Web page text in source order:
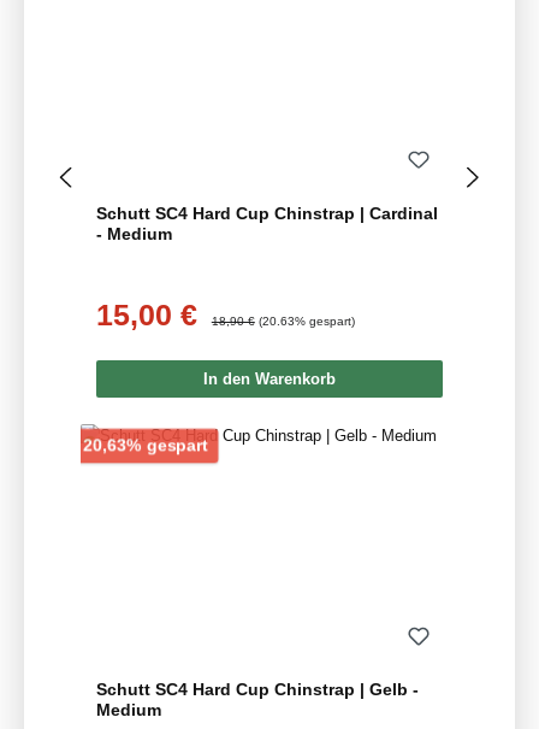
Schutt SC4 Hard Cup Chinstrap | Cardinal
- Medium
Verkaufspreis:
15,00 € 18,90 € (20.63% gespart)
In den Warenkorb
20,63% gespartRabatt
Schutt SC4 Hard Cup Chinstrap | Gelb -
Medium